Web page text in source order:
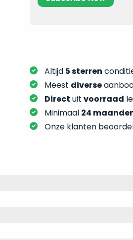
Altijd 5 sterren
Meest diverse
Direct uit voorraad
Minimaal 24
Onze klanten